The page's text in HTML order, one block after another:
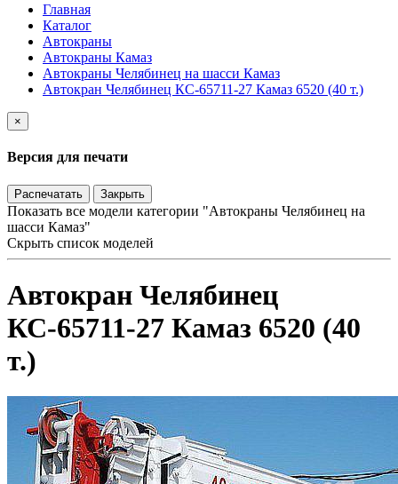
Главная
Каталог
Автокраны
Автокраны Камаз
Автокраны Челябинец на шасси Камаз
Автокран Челябинец КС-65711-27 Камаз 6520 (40 т.)
×
Версия для печати
Распечатать Закрыть
Показать все модели категории "Автокраны Челябинец на
шасси Камаз"
Скрыть список моделей
Автокран Челябинец
КС-65711-27 Камаз 6520 (40
т.)